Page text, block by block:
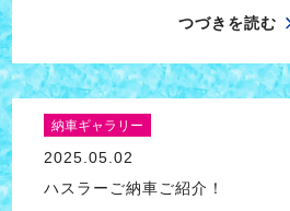
つづきを読む
納車ギャラリー
2025.05.02
ハスラーご納車ご紹介！